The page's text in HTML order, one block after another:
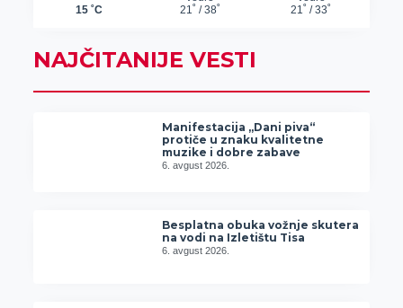
NAJČITANIJE VESTI
Manifestacija „Dani piva“
protiče u znaku kvalitetne
muzike i dobre zabave
6. avgust 2026.
Besplatna obuka vožnje skutera
na vodi na Izletištu Tisa
6. avgust 2026.